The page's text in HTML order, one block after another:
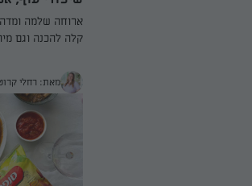
ארוחה שלמה
קלה להכנה וגם
סנפרוסט כבר
האננס אגס גם
מאת: רחלי